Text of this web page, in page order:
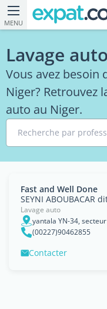
MENU
Lavage
Vous avez besoin
Niger? Retrouvez
auto au Niger.
Recherche par
Fast and Well Done
SEYNI ABOUBACAR
Lavage auto
yantala YN-34,
(00227)90462855
Contacter